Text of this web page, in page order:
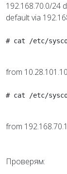
192.168.70.0/24
default via
# cat /etc/
from
# cat /etc/
from
Проверям: